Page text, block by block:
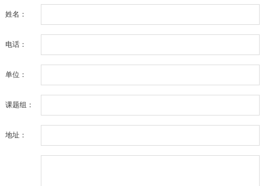
姓名：
电话：
单位：
课题组：
地址：